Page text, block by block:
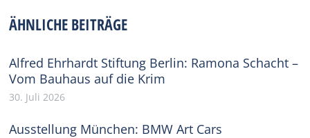
ÄHNLICHE BEITRÄGE
Alfred Ehrhardt Stiftung Berlin: Ramona Schacht –
Vom Bauhaus auf die Krim
30. Juli 2026
Ausstellung München: BMW Art Cars